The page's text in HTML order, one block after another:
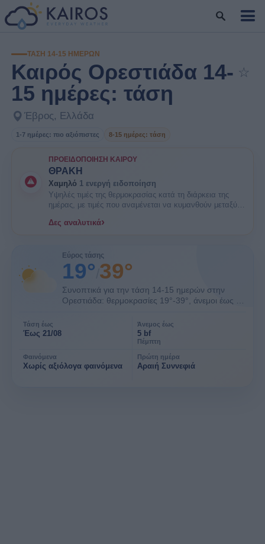
ΤΆΣΗ 14-15 ΗΜΕΡΏΝ
Καιρός Ορεστιάδα 14-
15 ημέρες: τάση
☆
Έβρος, Ελλάδα
1-7 ημέρες: πιο αξιόπιστες 8-15 ημέρες: τάση
ΠΡΟΕΙΔΟΠΟΊΗΣΗ ΚΑΙΡΟΎ
ΘΡΑΚΗ
Χαμηλό 1 ενεργή ειδοποίηση
Υψηλές τιμές της θερμοκρασίας κατά τη διάρκεια της
ημέρας, με τιμές που αναμένεται να κυμανθούν μεταξύ
πιθανοί κάποιοι κίνδυνοι υγείας στις ευπαθείς ομάδες
Δες αναλυτικά›
Εύρος τάσης
19° 39°
Συνοπτικά για την τάση 14-15 ημερών στην
Ορεστιάδα: θερμοκρασίες 19°-39°, άνεμοι έως 5
είναι μακροπρόθεσμη τάση.
Τάση έως
Έως 21/08
Άνεμος έως
5 bf
Πέμπτη
Φαινόμενα
Χωρίς αξιόλογα φαινόμενα
Πρώτη ημέρα
Αραιή Συννεφιά